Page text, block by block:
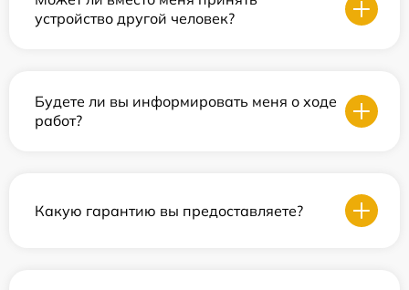
устройство другой человек?
Будете ли вы информировать меня о ходе
работ?
Какую гарантию вы предоставляете?